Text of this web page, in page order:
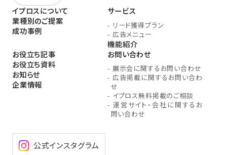
イプロスについて
業種別のご提案
成功事例
サービス
- リード獲得プラン
- 広告メニュー
機能紹介
お役立ち記事
お役立ち資料
お知らせ
企業情報
お問い合わせ
- 展示会に関するお問い合わせ
- 広告掲載に関するお問い合わ
せ
- イプロス無料掲載のご相談
- 運営サイト・会社に関するお
問い合わせ
公式インスタグラム